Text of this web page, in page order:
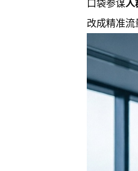
口袋参谋人
改成精准流